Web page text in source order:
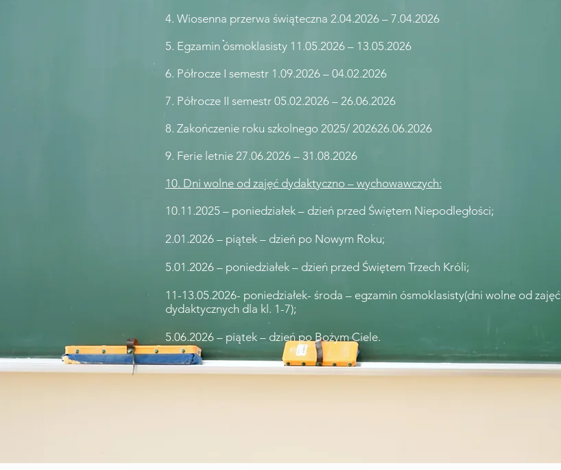
4. Wiosenna przerwa świąteczna 2.04.2026 – 7.04.2026
5. Egzamin ósmoklasisty 11.05.2026 – 13.05.2026
6. Półrocze I semestr 1.09.2026 – 04.02.2026
7. Półrocze II semestr 05.02.2026 – 26.06.2026
8. Zakończenie roku szkolnego 2025/ 202626.06.2026
9. Ferie letnie 27.06.2026 – 31.08.2026
10. Dni wolne od zajęć dydaktyczno – wychowawczych:
10.11.2025 – poniedziałek – dzień przed Świętem Niepodległości;
2.01.2026 – piątek – dzień po Nowym Roku;
5.01.2026 – poniedziałek – dzień przed Świętem Trzech Króli;
11-13.05.2026- poniedziałek- środa – egzamin ósmoklasisty(dni wolne od zajęć
dydaktycznych dla kl. 1-7);
5.06.2026 – piątek – dzień po Bożym Ciele.